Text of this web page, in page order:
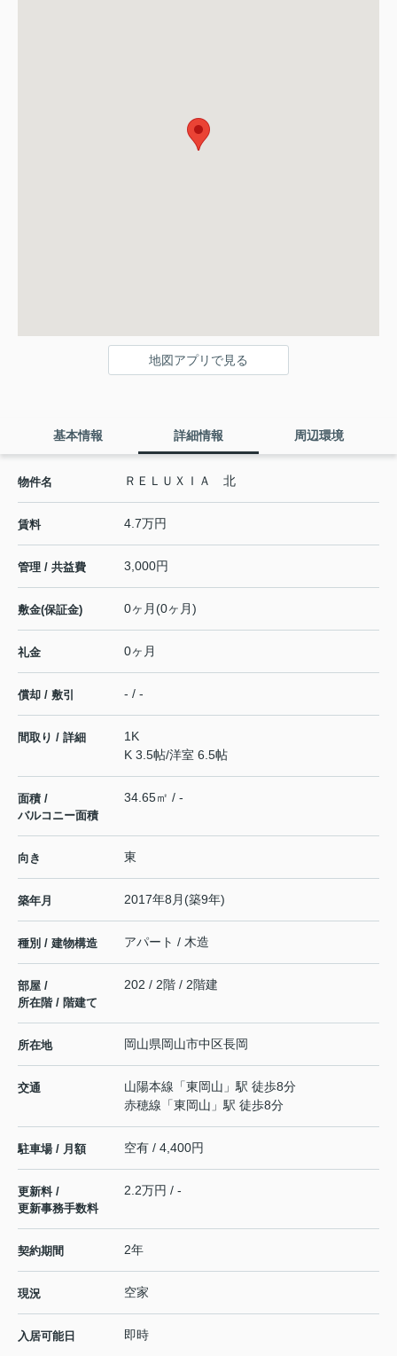
地図アプリで見る
基本情報 詳細情報 周辺環境
物件名 ＲＥＬＵＸＩＡ 北
賃料 4.7万円
管理 / 共益費 3,000円
敷金(保証金) 0ヶ月(0ヶ月)
礼金 0ヶ月
償却 / 敷引 - / -
間取り / 詳細
1K
K 3.5帖/洋室 6.5帖
面積 /
バルコニー面積
34.65㎡ / -
向き 東
築年月 2017年8月(築9年)
種別 / 建物構造 アパート / 木造
部屋 /
所在階 / 階建て
202 / 2階 / 2階建
所在地 岡山県岡山市中区長岡
交通 山陽本線 「東岡山 」駅 徒歩8分
赤穂線 「東岡山 」駅 徒歩8分
駐車場 / 月額 空有 / 4,400円
更新料 /
更新事務手数料
2.2万円 / -
契約期間 2年
現況 空家
入居可能日 即時